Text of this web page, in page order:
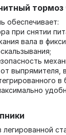
тормоз
обеспечивает:
при снятии
вала в
выпрямителя,
в
легированной